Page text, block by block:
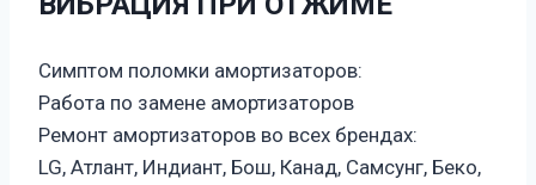
Симптом поломки амортизаторов:
Работа по замене амортизаторов
Ремонт амортизаторов во всех брендах:
LG, Атлант, Индиант, Бош, Канад, Самсунг, Беко,